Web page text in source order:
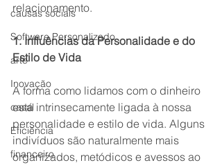
causas sociais
Software Personalizado
arte
Inovação
casal
Eficiência
financeiro
relacionamento.
1. Influências da Personalidade e do
Estilo de Vida
A forma como lidamos com o dinheiro
está intrinsecamente ligada à nossa
personalidade e estilo de vida. Alguns
indivíduos são naturalmente mais
organizados, metódicos e avessos ao